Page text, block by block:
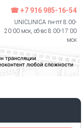
☎ +7 916 985-16-54
UNICLINICA пн-пт 8:00-
20:00 мск, сб-вс 8:00-17:00
мск